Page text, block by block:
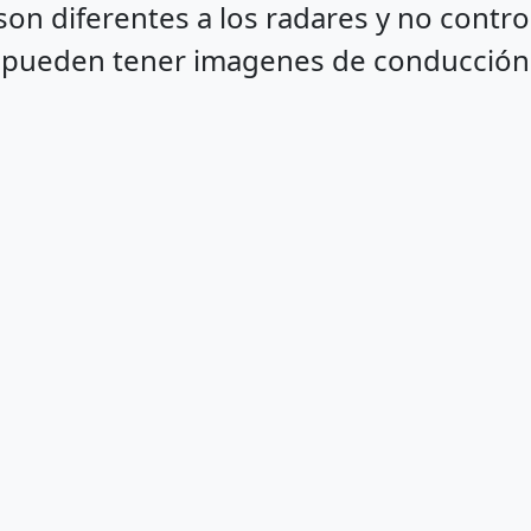
diferentes a los radares y no
tener imagenes de